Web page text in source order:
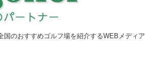
のおすすめゴルフ場を紹介するWEBメディア